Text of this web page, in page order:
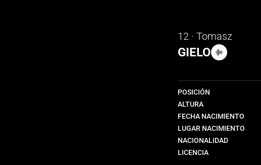
12 · Tomasz
GIELO
POSICIÓN
ALTURA
FECHA NACIMIENTO
LUGAR NACIMIENTO
NACIONALIDAD
LICENCIA